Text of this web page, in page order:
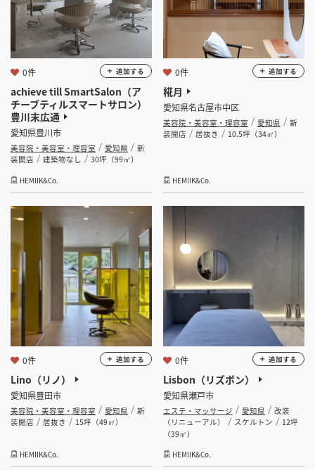
achieve till SmartSalon（ア
チーブティルスマートサロン）
豊川末広通
愛知県豊川市
美容院・美容室・理容室 愛知県
新
装開店
建築物なし
30坪（99㎡）
HEMIIK&Co.
0件 追加する
椛月
愛知県名古屋市中区
美容院・美容室・理容室 愛知県
新
装開店
居抜き 10.5坪（34㎡）
HEMIIK&Co.
0件 追加する
Lino（リノ）
愛知県豊田市
美容院・美容室・理容室 愛知県
新
装開店
居抜き 15坪（49㎡）
HEMIIK&Co.
0件 追加する
Lisbon（リズボン）
愛知県瀬戸市
エステ・マッサージ 愛知県
改装
（リニューアル）
スケルトン
12坪
（39㎡）
HEMIIK&Co.
0件 追加する